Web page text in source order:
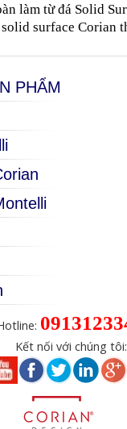
làm từ đá Solid
surface Corian
PHẨM
Kết nối với chúng tôi: